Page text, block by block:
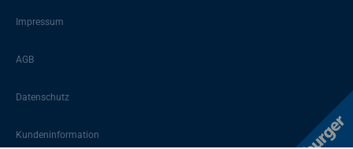
Impressum
AGB
Datenschutz
Kundeninformation